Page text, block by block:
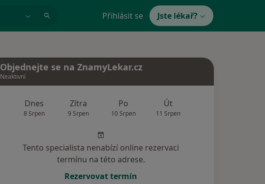
Přihlásit se Jste lékař?
Objednejte se na ZnamyLekar.cz
Neaktivní
Dnes
8 Srpen
Zítra
9 Srpen
Po
10 Srpen
Út
11 Srpen
Tento specialista nenabízí online rezervaci
termínu na této adrese.
Rezervovat termín